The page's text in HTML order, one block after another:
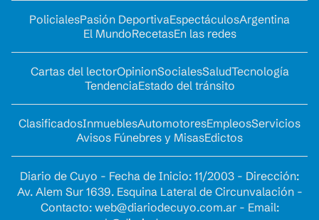
PolicialesPasión DeportivaEspectáculosArgentina
El MundoRecetasEn las redes
Cartas del lectorOpinionSocialesSaludTecnología
TendenciaEstado del tránsito
ClasificadosInmueblesAutomotoresEmpleosServicios
Avisos Fúnebres y MisasEdictos
Diario de Cuyo - Fecha de Inicio: 11/2003 - Dirección:
Av. Alem Sur 1639. Esquina Lateral de Circunvalación -
Contacto: web@diariodecuyo.com.ar- Email: